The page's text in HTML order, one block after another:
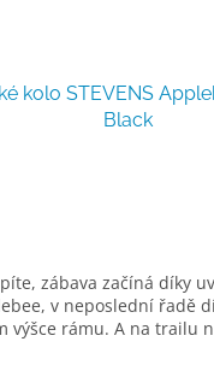
kolo STEVENS
Black
zábava začíná díky
v neposlední řadě
výšce rámu. A na trailu